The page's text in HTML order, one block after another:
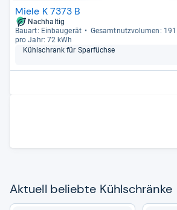
Miele K 7373 B
Nachhaltig
Bau­art: Ein­bau­ge­rät
Gesamt­nutz­vo­lu­men: 191 l
pro Jahr: 72 kWh
Kühl­schrank für Spar­füchse
Aktu­ell beliebte Kühl­schränke